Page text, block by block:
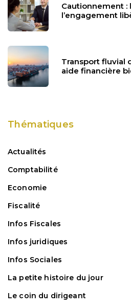
Cautionnement :
l’engagement
Transport fluvial
aide financière
Thématiques
Actualités
Comptabilité
Economie
Fiscalité
Infos Fiscales
Infos juridiques
Infos Sociales
La petite histoire du jour
Le coin du dirigeant